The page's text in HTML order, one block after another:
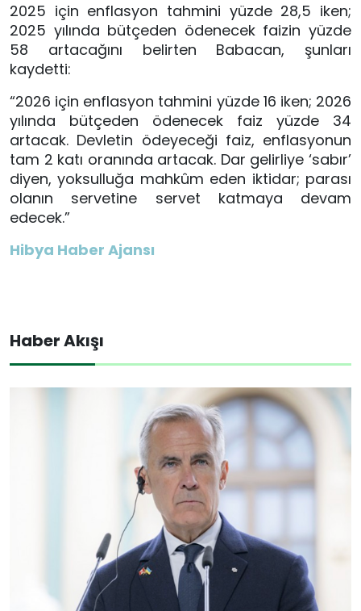
2025 için enflasyon tahmini yüzde 28,5 iken;
2025 yılında bütçeden ödenecek faizin yüzde
58 artacağını belirten Babacan, şunları
kaydetti:
“2026 için enflasyon tahmini yüzde 16 iken; 2026
yılında bütçeden ödenecek faiz yüzde 34
artacak. Devletin ödeyeceği faiz, enflasyonun
tam 2 katı oranında artacak. Dar gelirliye ‘sabır’
diyen, yoksulluğa mahkûm eden iktidar; parası
olanın servetine servet katmaya devam
edecek.”
Hibya Haber Ajansı
Haber Akışı